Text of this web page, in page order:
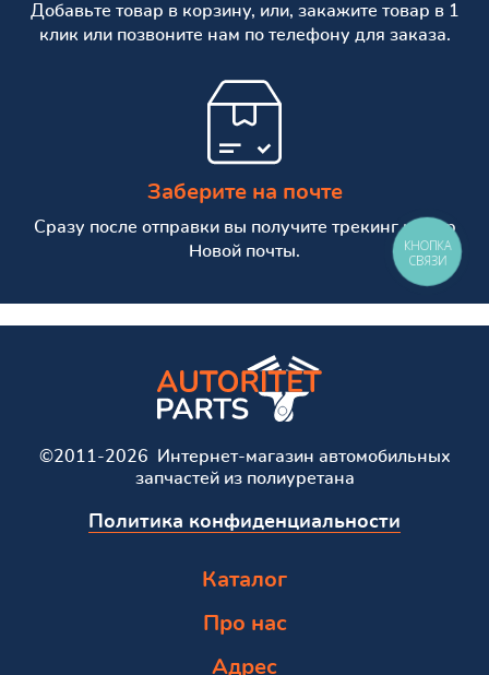
Добавьте товар в корзину, или, закажите товар в 1
клик или позвоните нам по телефону для заказа.
Заберите на почте
Сразу после отправки вы получите трекинг номер
Новой почты.
©2011-2026 Интернет-магазин автомобильных
запчастей из полиуретана
Политика конфиденциальности
Каталог
Про нас
Адрес
КНОПКА
СВЯЗИ